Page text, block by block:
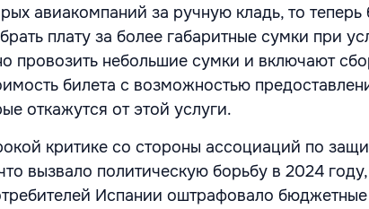
авиакомпаний за ручную кладь, то теперь
плату за более габаритные сумки при
провозить небольшие сумки и включают
билета с возможностью
откажутся от этой услуги.
критике со стороны ассоциаций по
вызвало политическую борьбу в 2024 году,
Испании оштрафовало бюджетные